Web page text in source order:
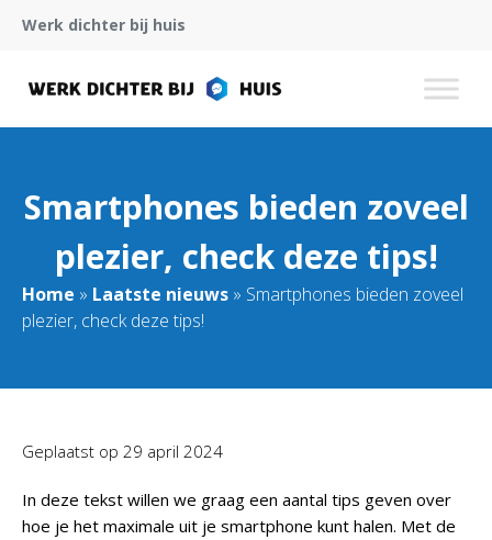
Werk dichter bij huis
Smartphones bieden zoveel
plezier, check deze tips!
Home » Laatste nieuws » Smartphones bieden zoveel
plezier, check deze tips!
Geplaatst op 29 april 2024
In deze tekst willen we graag een aantal tips geven over
hoe je het maximale uit je smartphone kunt halen. Met de